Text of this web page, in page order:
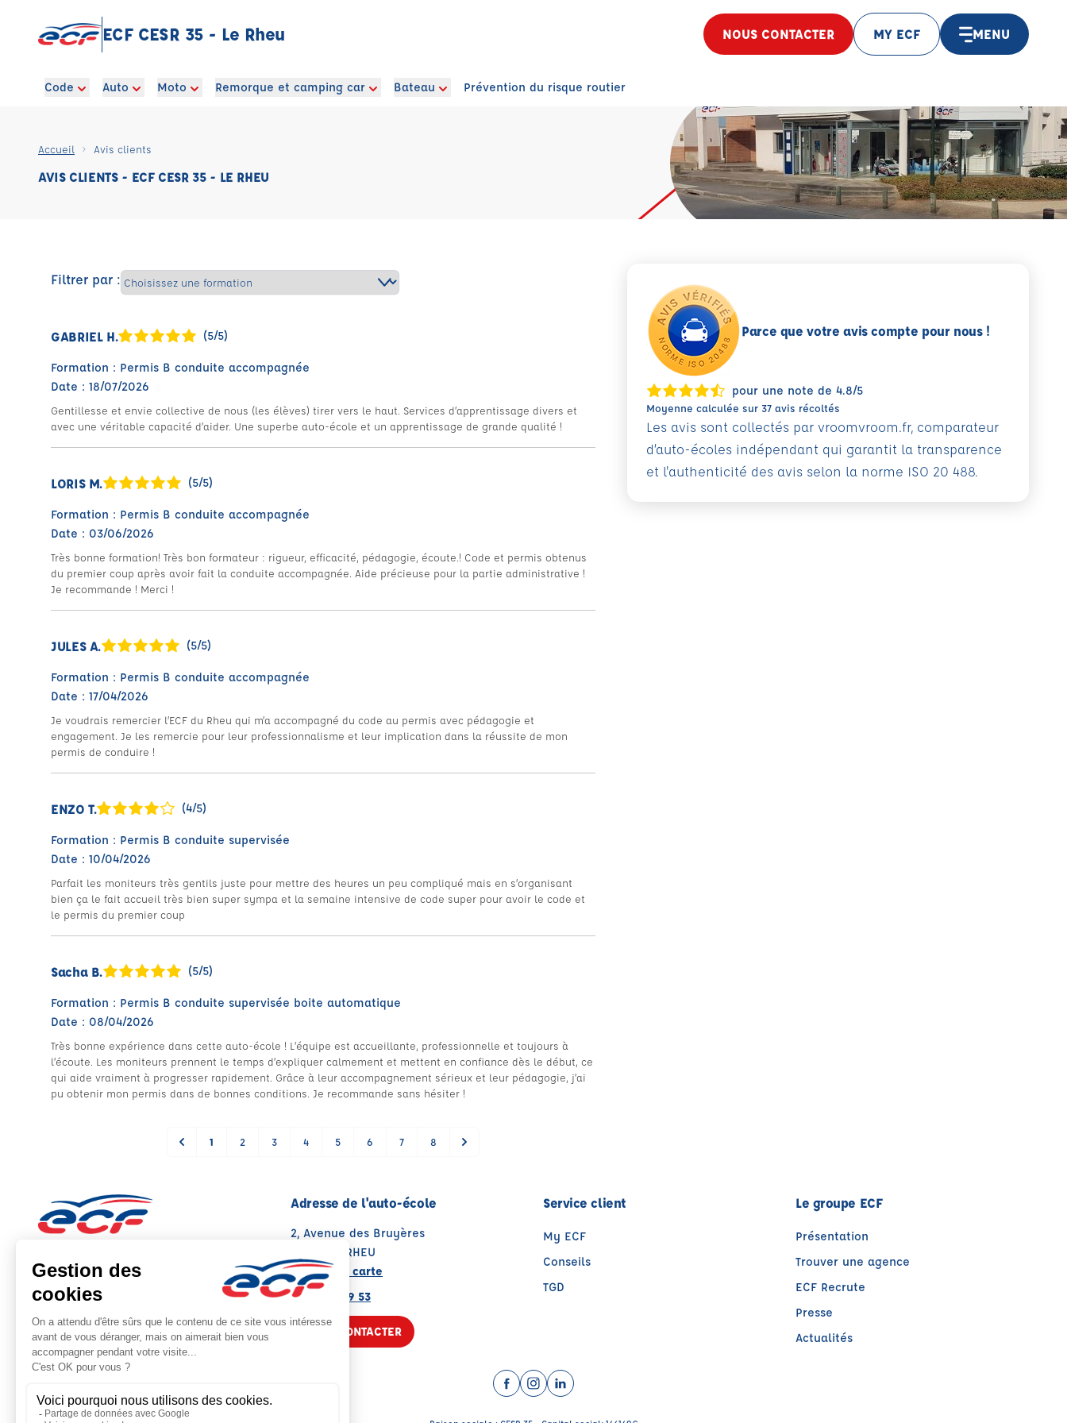
ECF CESR 35 - Le Rheu NOUS CONTACTER MY ECF MENU
Code Auto Moto Remorque et camping car Bateau Prévention du risque routier
Accueil Avis clients
AVIS CLIENTS - ECF CESR 35 - LE RHEU
Filtrer par :
GABRIEL H. (5/5)
Formation : Permis B conduite accompagnée
Date : 18/07/2026
Gentillesse et envie collective de nous (les élèves) tirer vers le haut. Services d’apprentissage divers et
avec une véritable capacité d’aider. Une superbe auto-école et un apprentissage de grande qualité !
LORIS M. (5/5)
Formation : Permis B conduite accompagnée
Date : 03/06/2026
Très bonne formation! Très bon formateur : rigueur, efficacité, pédagogie, écoute.! Code et permis obtenus
du premier coup après avoir fait la conduite accompagnée. Aide précieuse pour la partie administrative !
Je recommande ! Merci !
JULES A. (5/5)
Formation : Permis B conduite accompagnée
Date : 17/04/2026
Je voudrais remercier l’ECF du Rheu qui m’a accompagné du code au permis avec pédagogie et
engagement. Je les remercie pour leur professionnalisme et leur implication dans la réussite de mon
permis de conduire !
ENZO T. (4/5)
Formation : Permis B conduite supervisée
Date : 10/04/2026
Parfait les moniteurs très gentils juste pour mettre des heures un peu compliqué mais en s’organisant
bien ça le fait accueil très bien super sympa et la semaine intensive de code super pour avoir le code et
le permis du premier coup
Sacha B. (5/5)
Formation : Permis B conduite supervisée boite automatique
Date : 08/04/2026
Très bonne expérience dans cette auto-école ! L’équipe est accueillante, professionnelle et toujours à
l’écoute. Les moniteurs prennent le temps d’expliquer calmement et mettent en confiance dès le début, ce
qui aide vraiment à progresser rapidement. Grâce à leur accompagnement sérieux et leur pédagogie, j’ai
pu obtenir mon permis dans de bonnes conditions. Je recommande sans hésiter !
1 2 3 4 5 6 7 8
Parce que votre avis compte pour nous !
pour une note de 4.8/5
Moyenne calculée sur 37 avis récoltés
Les avis sont collectés par vroomvroom.fr, comparateur
d’auto-écoles indépendant qui garantit la transparence
et l'authenticité des avis selon la norme ISO 20 488.
Note : 4.8/5
Moyenne calculée sur 37 avis
Adresse de l'auto-école
2, Avenue des Bruyères
35650 LE RHEU
Voir sur la carte
02 99 36 79 53
NOUS CONTACTER
Service client
My ECF
Conseils
TGD
Le groupe ECF
Présentation
Trouver une agence
ECF Recrute
Presse
Actualités
Facebook (nouvelle fenêtre)
Instagram (nouvelle fenêtre)
LinkedIn (nouvelle fenêtre)